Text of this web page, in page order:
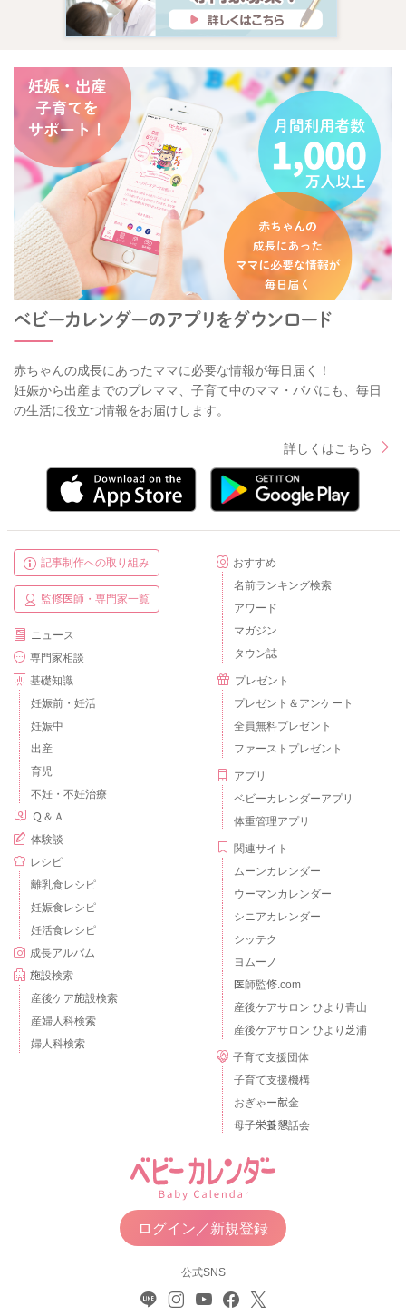
赤ちゃんの成長にあったママに必要な情報が毎日届く！
妊娠から出産までのプレママ、子育て中のママ・パパにも、毎日
の生活に役立つ情報をお届けします。
詳しくはこちら
記事制作への取り組み
監修医師・専門家一覧
ニュース
専門家相談
基礎知識
妊娠前・妊活
妊娠中
出産
育児
不妊・不妊治療
Ｑ＆Ａ
体験談
レシピ
離乳食レシピ
妊娠食レシピ
妊活食レシピ
成長アルバム
施設検索
産後ケア施設検索
産婦人科検索
婦人科検索
おすすめ
名前ランキング検索
アワード
マガジン
タウン誌
プレゼント
プレゼント＆アンケート
全員無料プレゼント
ファーストプレゼント
アプリ
ベビーカレンダーアプリ
体重管理アプリ
関連サイト
ムーンカレンダー
ウーマンカレンダー
シニアカレンダー
シッテク
ヨムーノ
医師監修.com
産後ケアサロン ひより青山
産後ケアサロン ひより芝浦
子育て支援団体
子育て支援機構
おぎゃー献金
母子栄養懇話会
ログイン／新規登録
公式SNS